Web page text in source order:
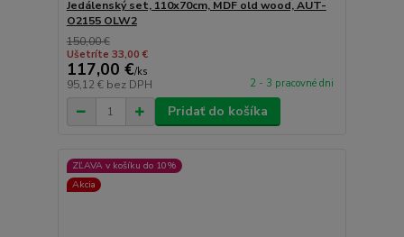
Jedálenský set, 110x70cm, MDF old wood, AUT-
O2155 OLW2
150,00 €
Ušetríte 33,00 €
117,00 €/ks
95,12 € bez DPH 2 - 3 pracovné dni
Pridať do košíka
ZĽAVA v košíku do 10%
Akcia